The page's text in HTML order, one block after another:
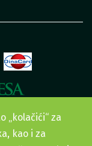
„kolačići“ za
kao i za